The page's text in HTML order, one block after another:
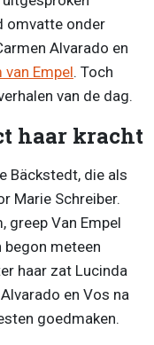
omvatte onder
Alvarado en
van Empel. Toch
van de dag.
haar kracht
Bäckstedt, die als
Marie Schreiber.
greep Van Empel
begon meteen
haar zat Lucinda
en Vos na
goedmaken.